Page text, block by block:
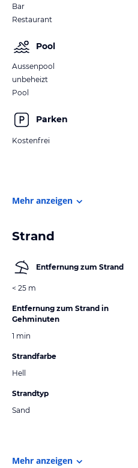
Bar
Restaurant
Pool
Aussenpool
unbeheizt
Pool
Parken
Kostenfrei
Mehr anzeigen
Strand
Entfernung zum Strand
< 25 m
Entfernung zum Strand in
Gehminuten
1 min
Strandfarbe
Hell
Strandtyp
Sand
Mehr anzeigen